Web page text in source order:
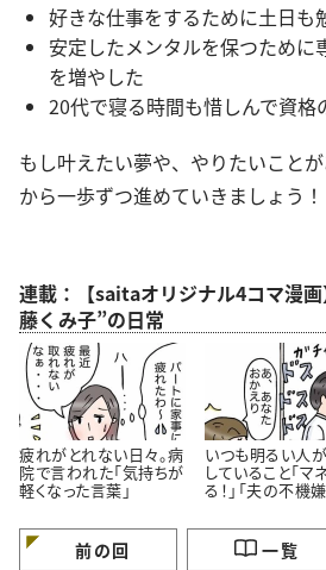
好きな仕事をするために土日も
安定したメンタルを保つために
を増やした
20代で寝る時間も惜しんで資格
もし叶えたい夢や、やりたいこと
から一歩ずつ進めていきましょう！
連載：【saitaオリジナル4コマ漫
藤くみ子”の日常
疲れがとれない日々。病
院で言われた「気持ちが
軽くなった言葉」
いつも明るい人
していること「マ
る！」「夫の不機
漫画＞
前の回 一覧